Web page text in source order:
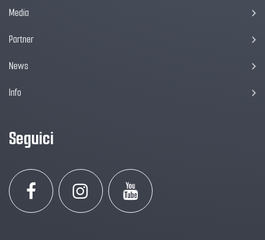
Media
Partner
News
Info
Seguici